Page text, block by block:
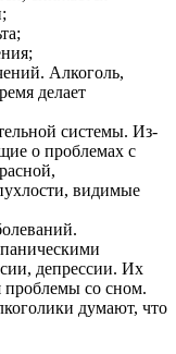
Алкоголь,
делает
системы. Из-
о проблемах с
видимые
депрессии. Их
проблемы со сном.
думают, что